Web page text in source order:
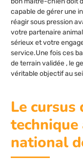
capable de gérer une
réagir sous pression
votre partenaire
sérieux et votre
service.Une fois ces
de terrain validée , le
véritable objectif au
Le cursus
technique
national